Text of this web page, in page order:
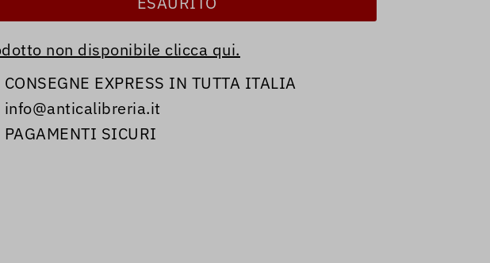
non disponibile clicca qui.
CONSEGNE EXPRESS IN TUTTA ITALIA
info@anticalibreria.it
PAGAMENTI SICURI